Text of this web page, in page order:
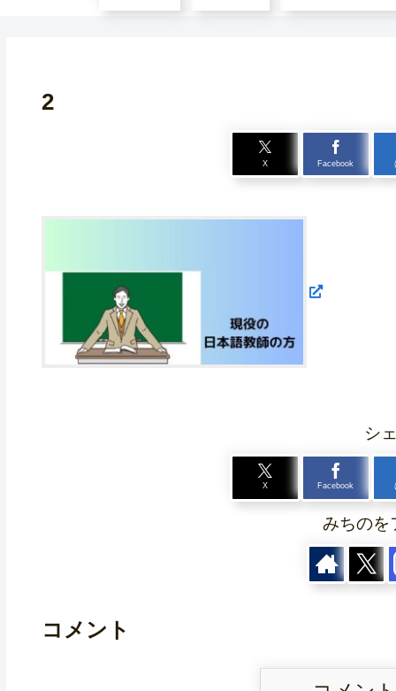
2
X Facebook
シ
X Facebook
みちのを
コメント